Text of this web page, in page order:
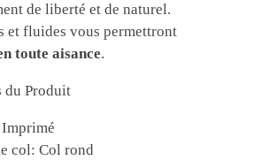
de liberté et de naturel.
et fluides vous permettront
toute aisance.
du Produit
col: Col rond